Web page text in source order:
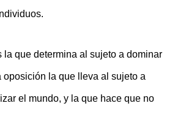
la que determina al sujeto a dominar
oposición la que lleva al sujeto a
el mundo, y la que hace que no